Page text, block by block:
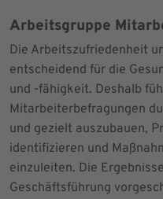
Arbeitsgruppe
Die Arbeitszufriedenheit
entscheidend für die
und -fähigkeit. Deshalb
Mitarbeiterbefragungen
und gezielt auszubauen,
identifizieren und
einzuleiten. Die
Geschäftsführung